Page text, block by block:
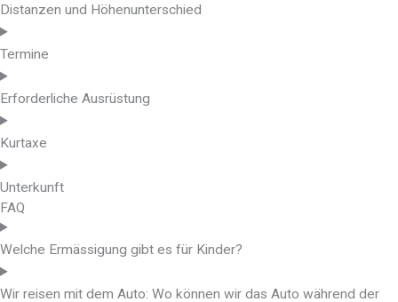
Distanzen und Höhenunterschied
Termine
Erforderliche Ausrüstung
Kurtaxe
Unterkunft
FAQ
Welche Ermässigung gibt es für Kinder?
Wir reisen mit dem Auto: Wo können wir das Auto während der